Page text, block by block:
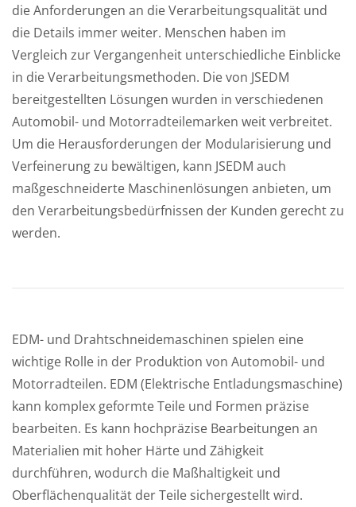
die Anforderungen an die Verarbeitungsqualität und
die Details immer weiter. Menschen haben im
Vergleich zur Vergangenheit unterschiedliche Einblicke
in die Verarbeitungsmethoden. Die von JSEDM
bereitgestellten Lösungen wurden in verschiedenen
Automobil- und Motorradteilemarken weit verbreitet.
Um die Herausforderungen der Modularisierung und
Verfeinerung zu bewältigen, kann JSEDM auch
maßgeschneiderte Maschinenlösungen anbieten, um
den Verarbeitungsbedürfnissen der Kunden gerecht zu
werden.
EDM- und Drahtschneidemaschinen spielen eine
wichtige Rolle in der Produktion von Automobil- und
Motorradteilen. EDM (Elektrische Entladungsmaschine)
kann komplex geformte Teile und Formen präzise
bearbeiten. Es kann hochpräzise Bearbeitungen an
Materialien mit hoher Härte und Zähigkeit
durchführen, wodurch die Maßhaltigkeit und
Oberflächenqualität der Teile sichergestellt wird.